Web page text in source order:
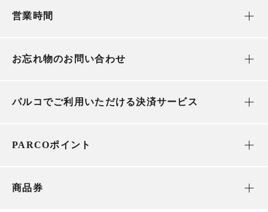
営業時間
お忘れ物のお問い合わせ
パルコでご利用いただける決済サービス
PARCOポイント
商品券